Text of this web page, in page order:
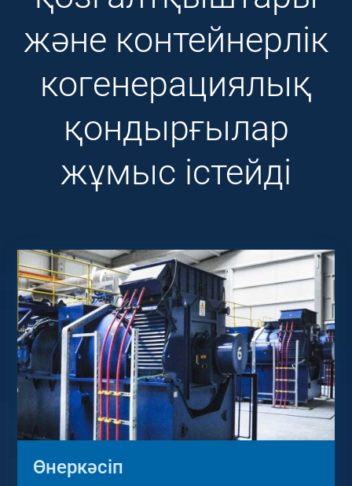
және контейнерлік
когенерациялық
қондырғылар
жұмыс істейді
Өнеркәсіп